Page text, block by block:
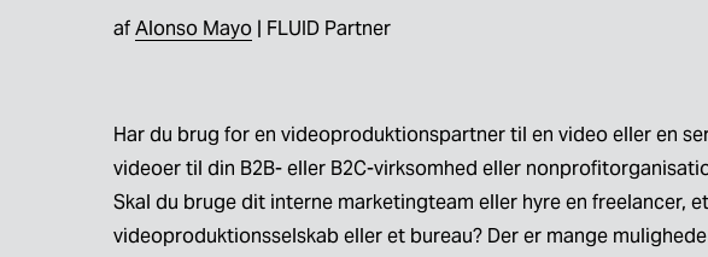
af Alonso Mayo | FLUID Partner
Har du brug for en videoproduktionspartner til en video eller en
videoer til din B2B- eller B2C-virksomhed eller
Skal du bruge dit interne marketingteam eller hyre en freelancer,
videoproduktionsselskab eller et bureau? Der er mange